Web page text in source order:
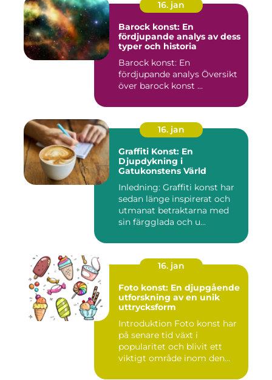
16. jan
Barock konst: En
fördjupande analys av dess
typer och historia
Barock konst: En
fördjupande analys Översikt
över barock konst ...
16. jan
Graffiti Konst: En
Djupdykning i
Gatukonstens Värld
Inledning: Graffiti konst har
sedan länge inspirerat och
utmanat betraktarna med
sin färgglada och u...
16. jan
Foto konst: En djupgående
utforskning av en unik
uttrycksform
Introduktion Foto konst har
på senare tid växt i
popularitet och blivit ett
viktigt område inom den...